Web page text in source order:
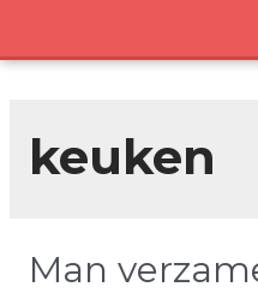
keuken
Man